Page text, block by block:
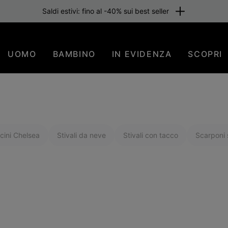
gratuita per i membri o per importi superiori a 80 €. Iscriviti
UOMO BAMBINO IN EVIDENZA SCOPRI
Chelsea Stivali da neve Stivali con tacco Scarponi